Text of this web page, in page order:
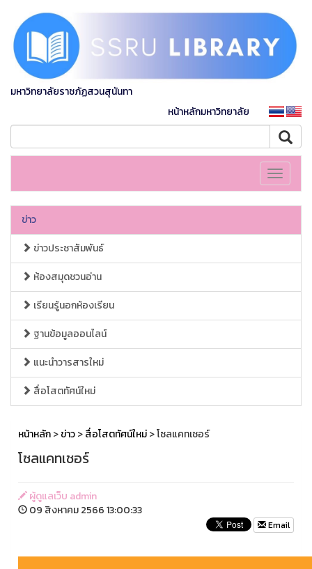
มหาวิทยาลัยราชภัฏสวนสุนันทา
หน้าหลักมหาวิทยาลัย
Toggle
ข่าว
ข่าวประชาสัมพันธ์
ห้องสมุดชวนอ่าน
เรียนรู้นอกห้องเรียน
ฐานข้อมูลออนไลน์
แนะนำวารสารใหม่
สื่อโสตทัศน์ใหม่
หน้าหลัก>ข่าว>สื่อโสตทัศน์ใหม่> โซลแคทเชอร์
โซลแคทเชอร์
ผู้ดูแลเว็บ admin
09 สิงหาคม 2566 13:00:33
Email